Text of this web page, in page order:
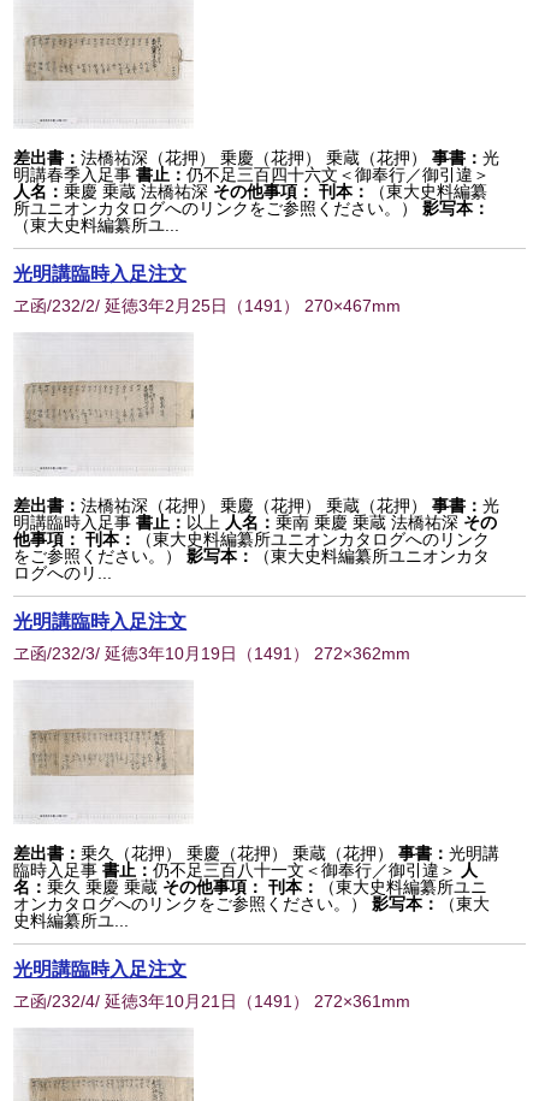
差出書：法橋祐深（花押） 乗慶（花押） 乗蔵（花押） 事書：光
明講春季入足事書止：仍不足三百四十六文＜御奉行／御引違＞
人名：乗慶 乗蔵 法橋祐深 その他事項： 刊本：
（東大史料編纂
所ユニオンカタログへのリンクをご参照ください。）
影写本：
（東大史料編纂所ユ...
光明講臨時入足注文
ヱ函/232/2/ 延徳3年2月25日 （1491 ） 270×467mm
差出書：法橋祐深（花押） 乗慶（花押） 乗蔵（花押） 事書：光
明講臨時入足事書止： 以上 人名：乗南 乗慶 乗蔵 法橋祐深 その
他事項： 刊本：
（東大史料編纂所ユニオンカタログへのリンク
をご参照ください。）
影写本：
（東大史料編纂所ユニオンカタ
ログへのリ...
光明講臨時入足注文
ヱ函/232/3/ 延徳3年10月19日 （1491 ） 272×362mm
差出書：乗久（花押） 乗慶（花押） 乗蔵（花押） 事書：光明講
臨時入足事書止：仍不足三百八十一文＜御奉行／御引違＞
人
名：乗久 乗慶 乗蔵 その他事項： 刊本：
（東大史料編纂所ユニ
オンカタログへのリンクをご参照ください。）
影写本：
（東大
史料編纂所ユ...
光明講臨時入足注文
ヱ函/232/4/ 延徳3年10月21日 （1491 ） 272×361mm